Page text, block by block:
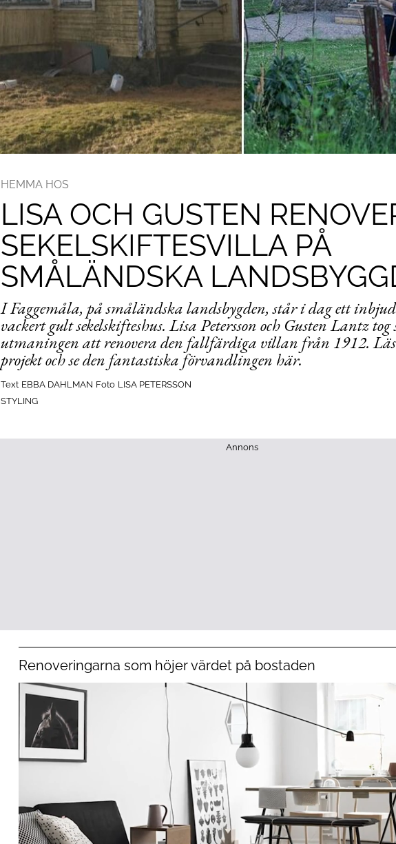
HEMMA HOS
LISA OCH GUSTEN
SEKELSKIFTESVILLA PÅ
SMÅLÄNDSKA
I Faggemåla, på småländska landsbygden, står i dag ett
vackert gult sekelskifteshus. Lisa Petersson och Gusten Lantz
utmaningen att renovera den fallfärdiga villan från 1912. Läs
projekt och se den fantastiska förvandlingen här.
Text EBBA DAHLMAN Foto LISA PETERSSON
STYLING
Annons
Renoveringarna som höjer värdet på bostaden